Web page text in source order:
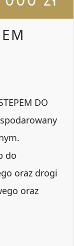
DO
do
oraz drogi
oraz